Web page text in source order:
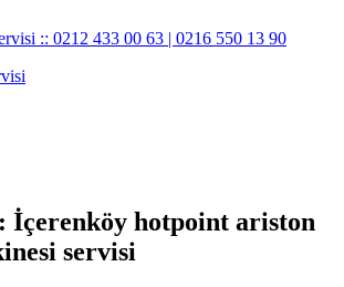
:: 0212 433 00 63 | 0216 550 13 90
İçerenköy hotpoint ariston
servisi